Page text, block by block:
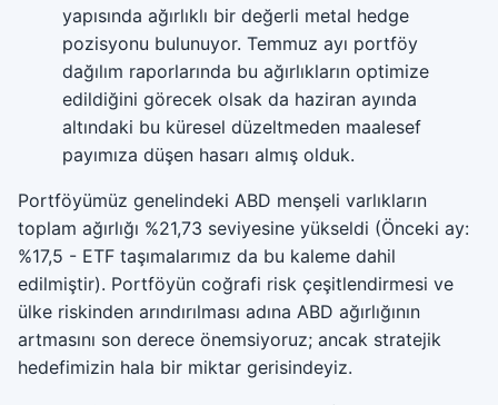
yapısında ağırlıklı bir değerli metal hedge
pozisyonu bulunuyor. Temmuz ayı portföy
dağılım raporlarında bu ağırlıkların optimize
edildiğini görecek olsak da haziran ayında
altındaki bu küresel düzeltmeden maalesef
payımıza düşen hasarı almış olduk.
Portföyümüz genelindeki ABD menşeli varlıkların
toplam ağırlığı %21,73 seviyesine yükseldi (Önceki ay:
%17,5 - ETF taşımalarımız da bu kaleme dahil
edilmiştir). Portföyün coğrafi risk çeşitlendirmesi ve
ülke riskinden arındırılması adına ABD ağırlığının
artmasını son derece önemsiyoruz; ancak stratejik
hedefimizin hala bir miktar gerisindeyiz.